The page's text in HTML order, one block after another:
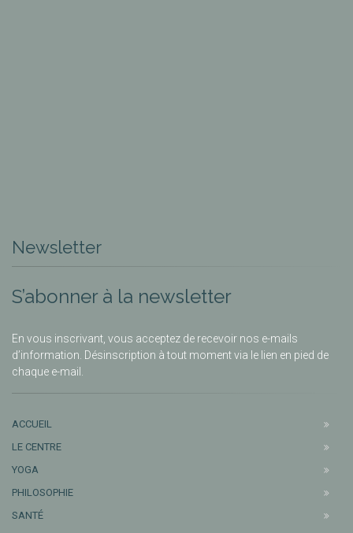
Newsletter
S’abonner à la newsletter
En vous inscrivant, vous acceptez de recevoir nos e-mails
d’information. Désinscription à tout moment via le lien en pied de
chaque e-mail.
ACCUEIL
LE CENTRE
YOGA
PHILOSOPHIE
SANTÉ